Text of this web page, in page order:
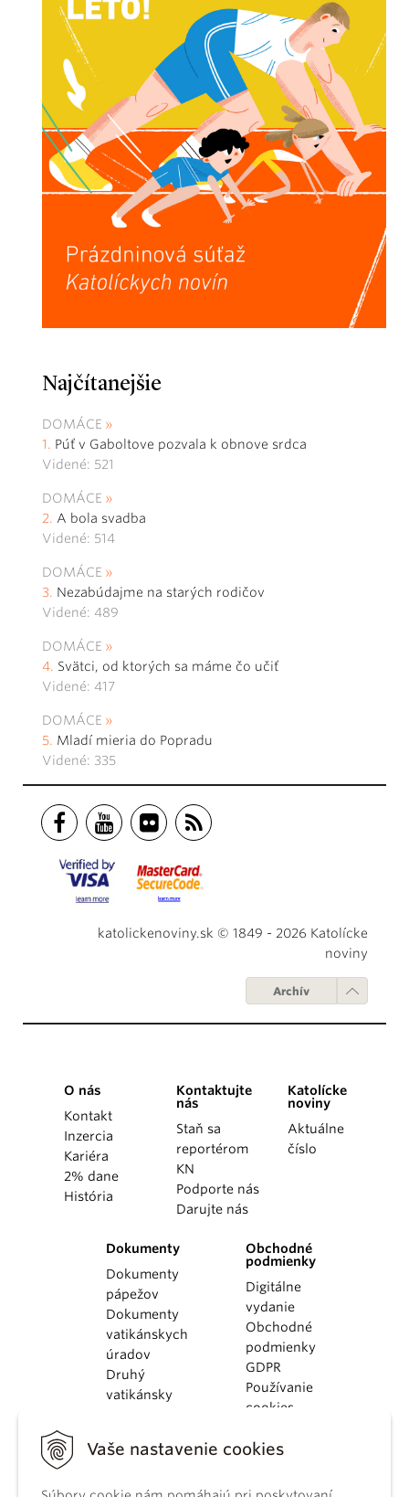
Vaše nastavenie cookies
Najčítanejšie
DOMÁCE
Púť v Gaboltove pozvala k obnove srdca
Videné: 521
DOMÁCE
A bola svadba
Videné: 514
DOMÁCE
Nezabúdajme na starých rodičov
Videné: 489
DOMÁCE
Svätci, od ktorých sa máme čo učiť
Videné: 417
DOMÁCE
Mladí mieria do Popradu
Videné: 335
katolickenoviny.sk © 1849 - 2026 Katolícke
noviny
Archív
O nás
Kontakt
Inzercia
Kariéra
2% dane
História
Kontaktujte
nás
Staň sa
reportérom
KN
Podporte nás
Darujte nás
Katolícke
noviny
Aktuálne
číslo
Dokumenty
Dokumenty
pápežov
Dokumenty
vatikánskych
úradov
Druhý
vatikánsky
KBS
Obchodné
podmienky
Digitálne
vydanie
Obchodné
podmienky
GDPR
Používanie
cookies